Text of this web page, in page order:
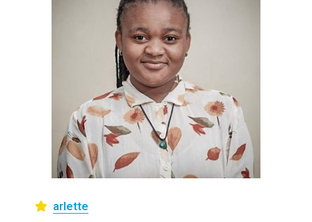
arlette